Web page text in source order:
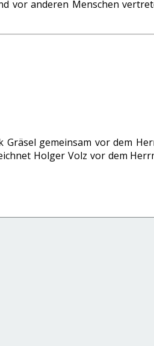
vor anderen Menschen
gemeinsam vor dem
Holger Volz vor dem